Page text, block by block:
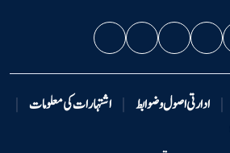
| ادارتی اصول و ضوابط | اشتہارات کی معلومات |